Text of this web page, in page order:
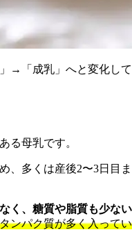
→「成乳」へと変化して
る母乳です。
、多くは産後2〜3日目ま
く、糖質や脂質も少ない
ンパク質が多く入ってい